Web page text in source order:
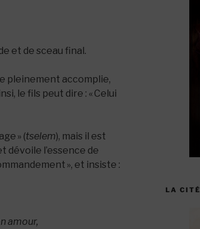
et de sceau final.
pleinement accomplie,
le fils peut dire : « Celui
» (tselem), mais il est
dévoile l’essence de
», et insiste :
amour,
LA